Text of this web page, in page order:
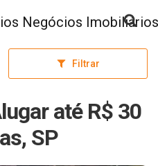
Filtrar
até R$ 30
SP